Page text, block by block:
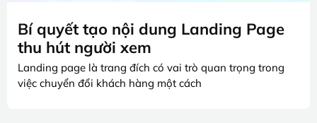
Bí quyết tạo nội dung Landing Page
thu hút người xem
Landing page là trang đích có vai trò quan trọng trong
việc chuyển đổi khách hàng một cách